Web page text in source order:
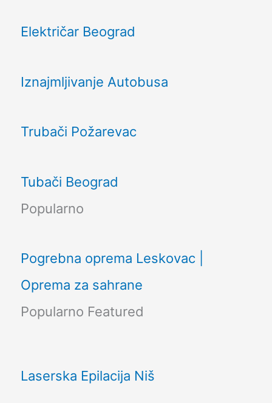
Električar Beograd
Iznajmljivanje Autobusa
Trubači Požarevac
Tubači Beograd
Popularno
Pogrebna oprema Leskovac |
Oprema za sahrane
Popularno Featured
Laserska Epilacija Niš